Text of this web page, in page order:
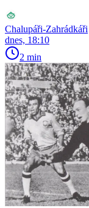
Chalupáři-Zahrádkáři
dnes, 18:10
2 min